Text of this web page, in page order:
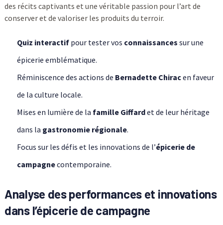
des récits captivants et une véritable passion pour l’art de
conserver et de valoriser les produits du terroir.
Quiz interactifpour tester vos connaissances sur une
épicerie emblématique.
Réminiscence des actions de Bernadette Chiracen faveur
de la culture locale.
Mises en lumière de la famille Giffardet de leur héritage
dans la gastronomie régionale.
Focus sur les défis et les innovations de l’épicerie de
campagnecontemporaine.
Analyse des performances et innovations
dans l’épicerie de campagne